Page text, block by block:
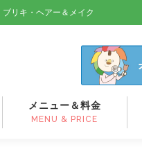
リキ・ヘアー＆メイク
メニュー＆料金
MENU & PRICE